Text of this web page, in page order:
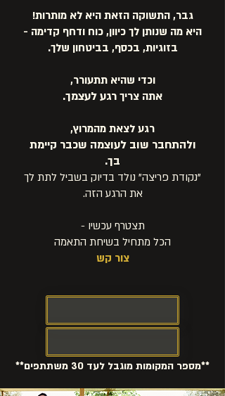
גבר, התשוקה הזאת היא לא מותרות!
היא מה שנותן לך כיוון, כוח ודחף קדימה -
בזוגיות, בכסף, בביטחון שלך.
וכדי שהיא תתעורר,
אתה צריך רגע לעצמך.
רגע לצאת מהמרוץ,
ולהתחבר שוב לעוצמה שכבר קיימת
בך.
"נקודת פריצה" נולד בדיוק בשביל לתת לך
את הרגע הזה.
תצטרף עכשיו -
הכל מתחיל בשיחת התאמה
צור קש
**מספר המקומות מוגבל לעד 30 משתתפים**